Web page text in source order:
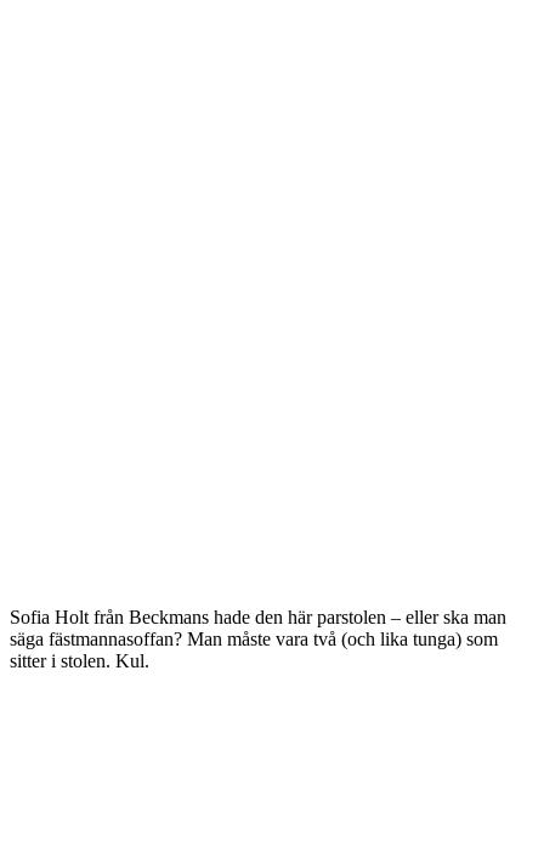
Sofia Holt från Beckmans hade den här parstolen – eller ska man
säga fästmannasoffan? Man måste vara två (och lika tunga) som
sitter i stolen. Kul.